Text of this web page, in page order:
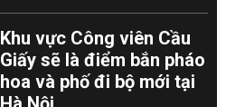
Khu vực Công viên Cầu
Giấy sẽ là điểm bắn pháo
hoa và phố đi bộ mới tại